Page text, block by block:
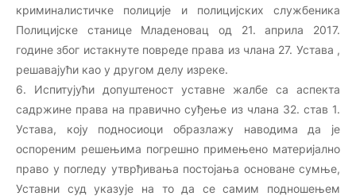
криминалистичке полиције и полицијских службеника
Полицијске станице Младеновац од 21. априла 2017.
године због истакнуте повреде права из члана 27. Устава ,
решавајући као у другом делу изреке.
6. Испитујући допуштеност уставне жалбе са аспекта
садржине права на правично суђење из члана 32. став 1.
Устава, коју подносиоци образлажу наводима да је
оспореним решењима погрешно примењено материјално
право у погледу утврђивања постојања основане сумње,
Уставни суд указује на то да се самим подношењем